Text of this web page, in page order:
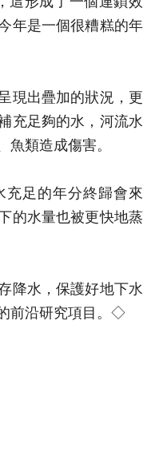
年是一個很糟糕的年
現出疊加的狀況，更
充足夠的水，河流水
魚類造成傷害。
充足的年分終歸會來
的水量也被更快地蒸
降水，保護好地下水
前沿研究項目。◇